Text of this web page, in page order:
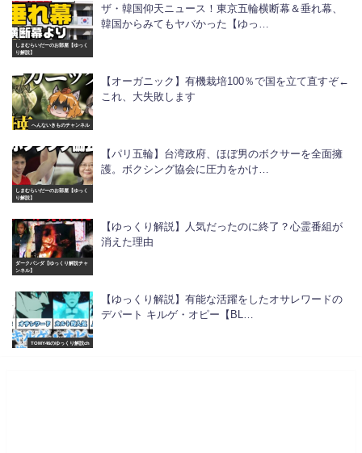
しまむらいだーのお部屋【ゆっく
り解説】
ザ・韓国仰天ニュース！東京五輪横断幕＆垂れ幕、
韓国からみてもヤバかった【ゆっ…
へんないきものチャンネル
【オーガニック】有機栽培100％で国を立て直すぞ←
これ、大失敗します
しまむらいだーのお部屋【ゆっく
り解説】
【パリ五輪】台湾政府、ほぼ男のボクサーを全面擁
護。ボクシング協会に圧力をかけ…
ダークパンダ【ゆっくり解説チャ
ンネル】
【ゆっくり解説】人気だったのに終了？心霊番組が
消えた理由
TOMY46のゆっくり解説ch
【ゆっくり解説】有能な活躍をしたオサレワードの
デパート キルゲ・オピー【BL…